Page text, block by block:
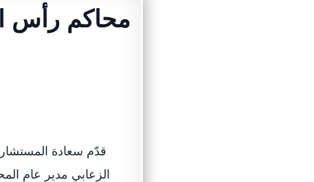
محاكم رأس
قدّم سعادة
الزعابي مدير عام